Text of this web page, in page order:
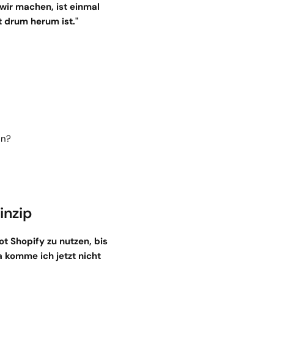
machen, ist einmal
drum herum ist."
Shopify zu nutzen, bis
komme ich jetzt nicht